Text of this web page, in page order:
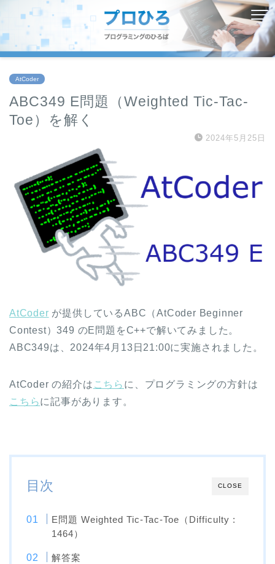
AtCoder
ABC349 E問題（Weighted Tic-Tac-
Toe）を解く
2024年5月25日
AtCoder が提供しているABC（AtCoder Beginner
Contest）349 のE問題をC++で解いてみました。
ABC349は、2024年4月13日21:00に実施されました。
AtCoder の紹介は こちら に、プログラミングの方針は
こちらに記事があります。
CLOSE
目次
E問題 Weighted Tic-Tac-Toe（Difficulty :
1464）
解答案